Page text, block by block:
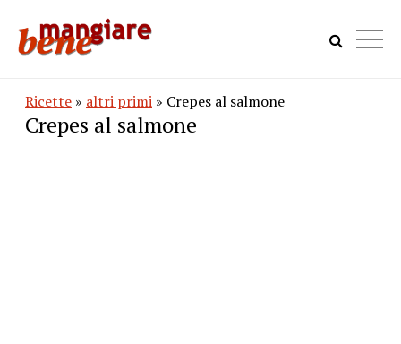
Ricette » altri primi » Crepes al salmone
Crepes al salmone